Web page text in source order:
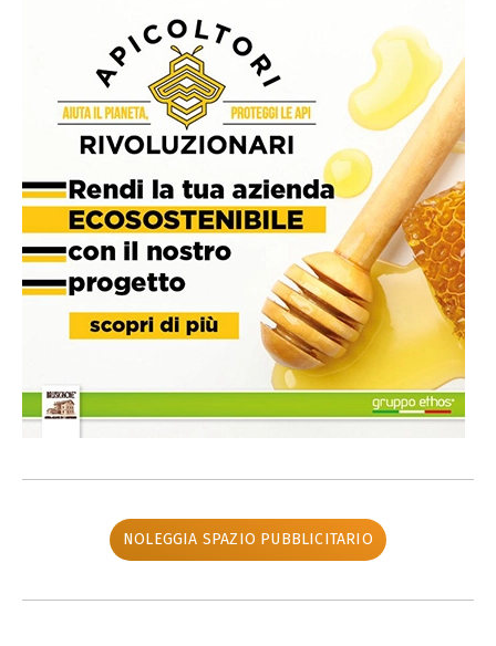
NOLEGGIA SPAZIO PUBBLICITARIO